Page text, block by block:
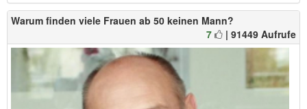
Warum finden viele Frauen ab 50 keinen Mann?
7
| 91449 Aufrufe